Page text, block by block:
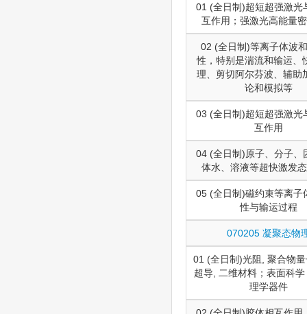
01 (全日制)超短超强激光
互作用；强激光高能量
02 (全日制)等离子体波
性，特别是湍流和输运、
理、剪切阿尔芬波、辅助
论和模拟等
03 (全日制)超短超强激光
互作用
04 (全日制)原子、分子、
体水、溶液等超快激发
05 (全日制)磁约束等离子
性与输运过程
070205 凝聚态物
01 (全日制)光阻, 聚合物
超导, 二维材料；表面科
理学器件